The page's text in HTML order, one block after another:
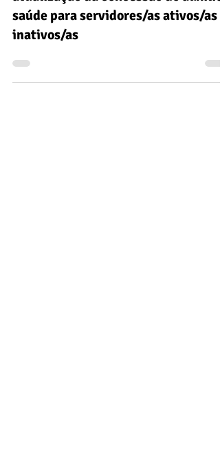
atualização da concessão do auxílio-
saúde para servidores/as ativos/as e
inativos/as